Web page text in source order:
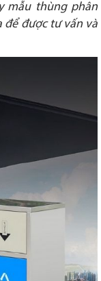
mẫu thùng phân
để được tư vấn và